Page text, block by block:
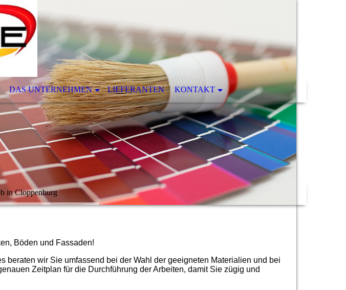
DAS UNTERNEHMEN LIEFERANTEN KONTAKT
in Cloppenburg
Böden und Fassaden!
wir Sie umfassend bei der Wahl der geeigneten Materialien und bei
Zeitplan für die Durchführung der Arbeiten, damit Sie zügig und